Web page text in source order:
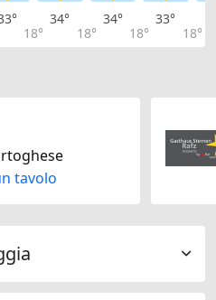
18°
34°
18°
34°
18°
33°
18°
tavolo